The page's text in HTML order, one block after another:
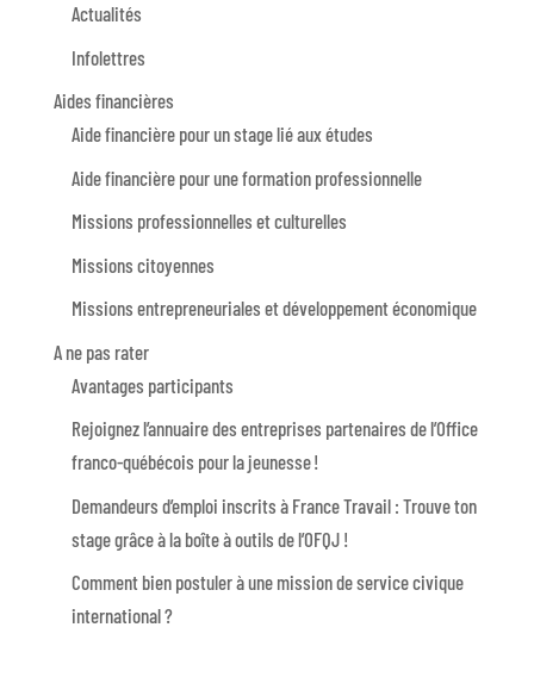
Actualités
Infolettres
Aides financières
Aide financière pour un stage lié aux études
Aide financière pour une formation professionnelle
Missions professionnelles et culturelles
Missions citoyennes
Missions entrepreneuriales et développement économique
A ne pas rater
Avantages participants
Rejoignez l’annuaire des entreprises partenaires de l’Office
franco-québécois pour la jeunesse !
Demandeurs d’emploi inscrits à France Travail : Trouve ton
stage grâce à la boîte à outils de l’OFQJ !
Comment bien postuler à une mission de service civique
international ?